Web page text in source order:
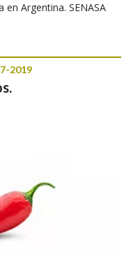
Argentina. SENASA
2019